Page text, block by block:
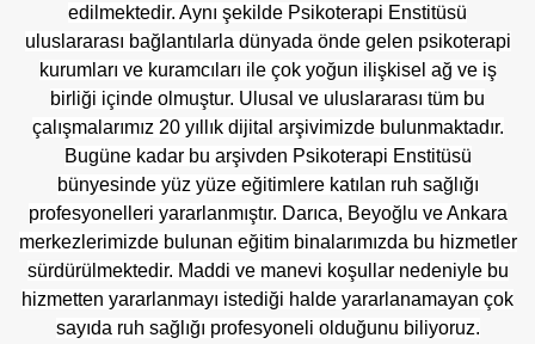
edilmektedir. Aynı şekilde Psikoterapi Enstitüsü
uluslararası bağlantılarla dünyada önde gelen psikoterapi
kurumları ve kuramcıları ile çok yoğun ilişkisel ağ ve iş
birliği içinde olmuştur. Ulusal ve uluslararası tüm bu
çalışmalarımız 20 yıllık dijital arşivimizde bulunmaktadır.
Bugüne kadar bu arşivden Psikoterapi Enstitüsü
bünyesinde yüz yüze eğitimlere katılan ruh sağlığı
profesyonelleri yararlanmıştır. Darıca, Beyoğlu ve Ankara
merkezlerimizde bulunan eğitim binalarımızda bu hizmetler
sürdürülmektedir. Maddi ve manevi koşullar nedeniyle bu
hizmetten yararlanmayı istediği halde yararlanamayan çok
sayıda ruh sağlığı profesyoneli olduğunu biliyoruz.